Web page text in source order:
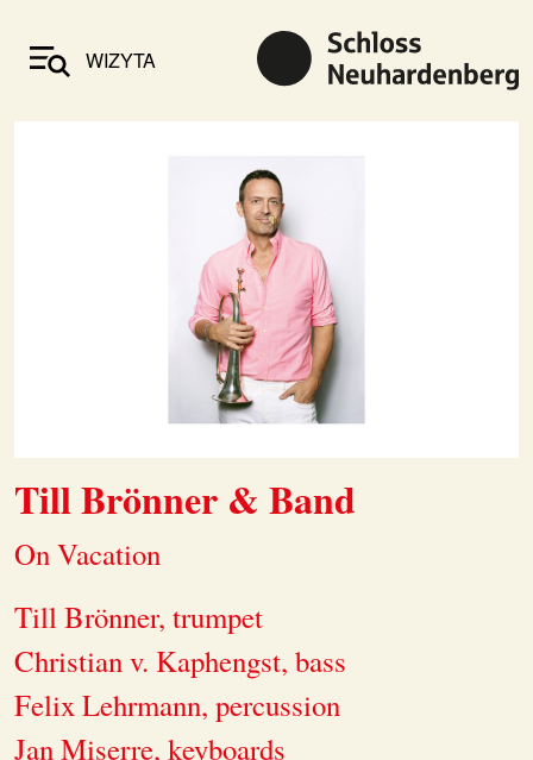
WIZYTA
Till Brönner & Band
On Vacation
Till Brönner, trumpet
Christian v. Kaphengst, bass
Felix Lehrmann, percussion
Jan Miserre, keyboards